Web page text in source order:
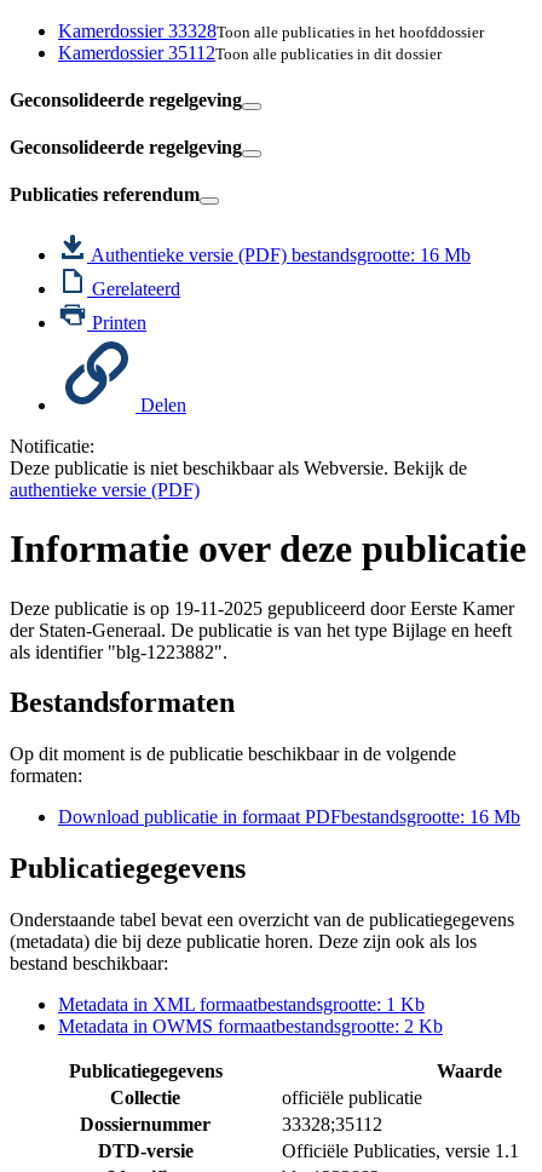
Kamerdossier 33328Toon alle publicaties in het hoofddossier
Kamerdossier 35112Toon alle publicaties in dit dossier
Geconsolideerde regelgeving
Geconsolideerde regelgeving
Publicaties referendum
Authentieke versie (PDF) bestandsgrootte: 16 Mb
Gerelateerd
Printen
Delen
Notificatie:
Deze publicatie is niet beschikbaar als Webversie. Bekijk de
authentieke versie (PDF)
Informatie over deze publicatie
Deze publicatie is op 19-11-2025 gepubliceerd door Eerste Kamer
der Staten-Generaal. De publicatie is van het type Bijlage en heeft
als identifier "blg-1223882".
Bestandsformaten
Op dit moment is de publicatie beschikbaar in de volgende
formaten:
Download publicatie in formaat PDFbestandsgrootte: 16 Mb
Publicatiegegevens
Onderstaande tabel bevat een overzicht van de publicatiegegevens
(metadata) die bij deze publicatie horen. Deze zijn ook als los
bestand beschikbaar:
Metadata in XML formaatbestandsgrootte: 1 Kb
Metadata in OWMS formaatbestandsgrootte: 2 Kb
Publicatiegegevens
Waarde
Collectie
officiële publicatie
Dossiernummer
33328;35112
DTD-versie
Officiële Publicaties, versie 1.1